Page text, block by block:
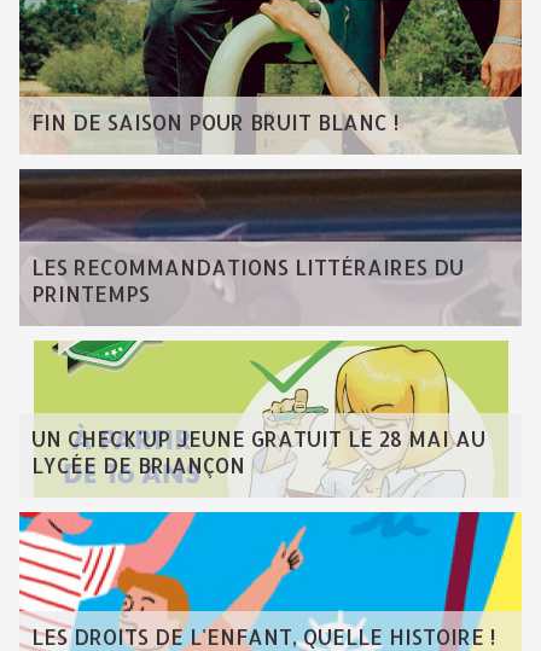
FIN DE SAISON POUR BRUIT BLANC !
LES RECOMMANDATIONS LITTÉRAIRES DU
PRINTEMPS
UN CHECK'UP JEUNE GRATUIT LE 28 MAI AU
LYCÉE DE BRIANÇON
LES DROITS DE L'ENFANT, QUELLE HISTOIRE !